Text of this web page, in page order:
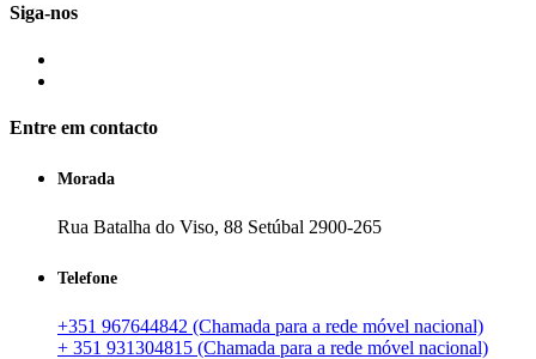
Siga-nos
Entre em contacto
Morada
Rua Batalha do Viso, 88 Setúbal 2900-265
Telefone
+351 967644842 (Chamada para a rede móvel nacional)
+ 351 931304815 (Chamada para a rede móvel nacional)